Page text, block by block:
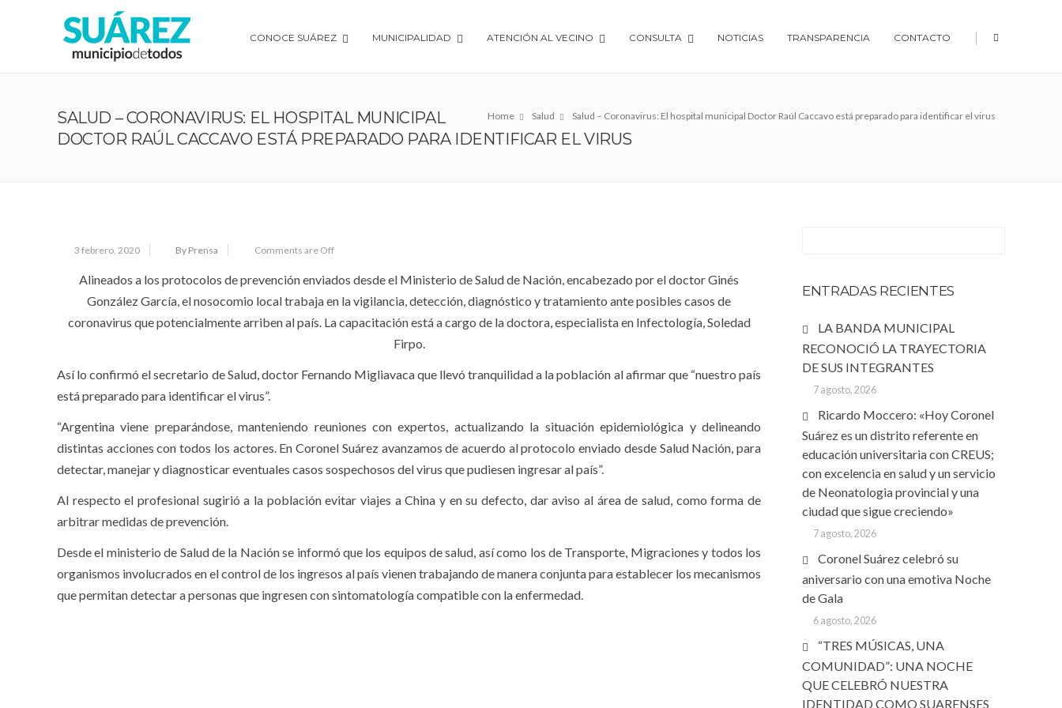
CONOCE SUÁREZ MUNICIPALIDAD ATENCIÓN AL VECINO CONSULTA NOTICIAS TRANSPARENCIA CONTACTO |
Home Salud Salud – Coronavirus: El hospital municipal Doctor Raúl Caccavo está preparado para identificar el virus
SALUD – CORONAVIRUS: EL HOSPITAL MUNICIPAL
DOCTOR RAÚL CACCAVO ESTÁ PREPARADO PARA IDENTIFICAR EL VIRUS
3 febrero, 2020 By Prensa Comments are Off
Alineados a los protocolos de prevención enviados desde el Ministerio de Salud de Nación, encabezado por el doctor Ginés
González García, el nosocomio local trabaja en la vigilancia, detección, diagnóstico y tratamiento ante posibles casos de
coronavirus que potencialmente arriben al país. La capacitación está a cargo de la doctora, especialista en Infectología, Soledad
Firpo.
Así lo confirmó el secretario de Salud, doctor Fernando Migliavaca que llevó tranquilidad a la población al afirmar que “nuestro país
está preparado para identificar el virus”.
“Argentina viene preparándose, manteniendo reuniones con expertos, actualizando la situación epidemiológica y delineando
distintas acciones con todos los actores. En Coronel Suárez avanzamos de acuerdo al protocolo enviado desde Salud Nación, para
detectar, manejar y diagnosticar eventuales casos sospechosos del virus que pudiesen ingresar al país”.
Al respecto el profesional sugirió a la población evitar viajes a China y en su defecto, dar aviso al área de salud, como forma de
arbitrar medidas de prevención.
Desde el ministerio de Salud de la Nación se informó que los equipos de salud, así como los de Transporte, Migraciones y todos los
organismos involucrados en el control de los ingresos al país vienen trabajando de manera conjunta para establecer los mecanismos
que permitan detectar a personas que ingresen con sintomatología compatible con la enfermedad.
ENTRADAS RECIENTES
LA BANDA MUNICIPAL
RECONOCIÓ LA TRAYECTORIA
DE SUS INTEGRANTES
7 agosto, 2026
Ricardo Moccero: «Hoy Coronel
Suárez es un distrito referente en
educación universitaria con CREUS;
con excelencia en salud y un servicio
de Neonatologia provincial y una
ciudad que sigue creciendo»
7 agosto, 2026
Coronel Suárez celebró su
aniversario con una emotiva Noche
de Gala
6 agosto, 2026
“TRES MÚSICAS, UNA
COMUNIDAD”: UNA NOCHE
QUE CELEBRÓ NUESTRA
IDENTIDAD COMO SUARENSES